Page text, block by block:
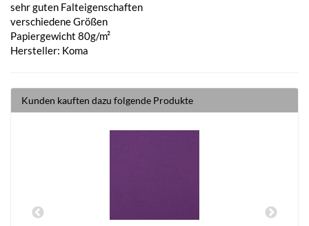
sehr guten Falteigenschaften
verschiedene Größen
Papiergewicht 80g/m²
Hersteller: Koma
Kunden kauften dazu folgende Produkte